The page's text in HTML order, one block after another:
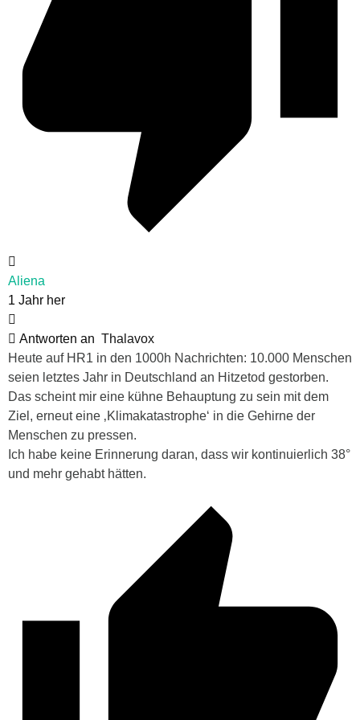
Aliena
1 Jahr her
Antworten an Thalavox
Heute auf HR1 in den 1000h Nachrichten: 10.000 Menschen
seien letztes Jahr in Deutschland an Hitzetod gestorben.
Das scheint mir eine kühne Behauptung zu sein mit dem
Ziel, erneut eine ‚Klimakatastrophe‘ in die Gehirne der
Menschen zu pressen.
Ich habe keine Erinnerung daran, dass wir kontinuierlich 38°
und mehr gehabt hätten.